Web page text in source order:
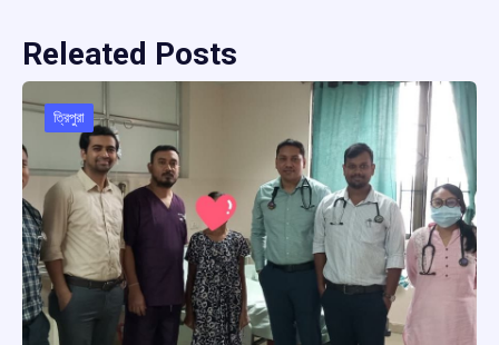
Releated Posts
ত্রিপুরা